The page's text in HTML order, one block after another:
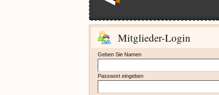
Mitglieder-Login
Geben Sie Namen
Passwort eingeben